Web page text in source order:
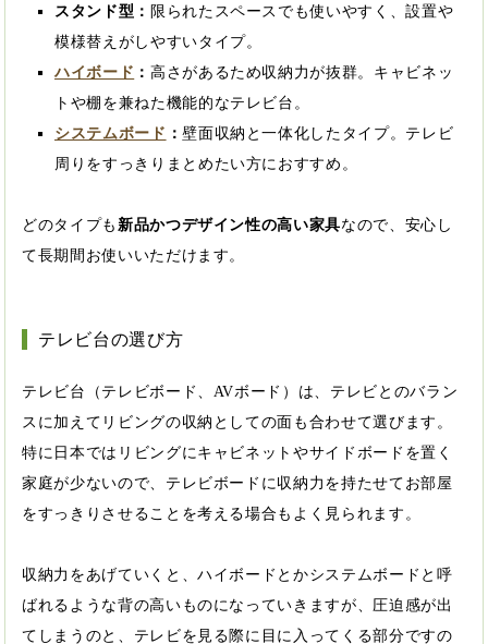
スタンド型： 限られたスペースでも使いやすく、設置や
模様替えがしやすいタイプ。
ハイボード ： 高さがあるため収納力が抜群。キャビネッ
トや棚を兼ねた機能的なテレビ台。
システムボード ：壁面収納と一体化したタイプ。テレビ
周りをすっきりまとめたい方におすすめ。
どのタイプも 新品かつデザイン性の高い家具なので、安心し
て長期間お使いいただけます。
テレビ台の選び方
テレビ台（テレビボード、AVボード）は、テレビとのバラン
スに加えてリビングの収納としての面も合わせて選びます。
特に日本ではリビングにキャビネットやサイドボードを置く
家庭が少ないので、テレビボードに収納力を持たせてお部屋
をすっきりさせることを考える場合もよく見られます。
収納力をあげていくと、ハイボードとかシステムボードと呼
ばれるような背の高いものになっていきますが、圧迫感が出
てしまうのと、テレビを見る際に目に入ってくる部分ですの